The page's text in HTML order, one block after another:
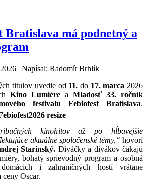
Bratislava má podnetný a
| Napísal: Radomír Brhlík
titulov uvedie od 11. do 17. marca 2026
Kino Lumière a Mladosť 33. ročník
festivalu Febiofest Bratislava.
kinohitov až po hĺbavejšie
aktuálne spoločenské témy,“ hovorí
Starinský. Diváčky a divákov čakajú
bohatý sprievodný program a osobná
i zahraničných hostí vrátane
Oscar.